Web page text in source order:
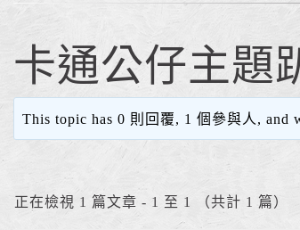
卡通公仔主題
This topic has 0 則回覆, 1 個參與人, and
正在檢視 1 篇文章 - 1 至 1 （共計 1 篇）